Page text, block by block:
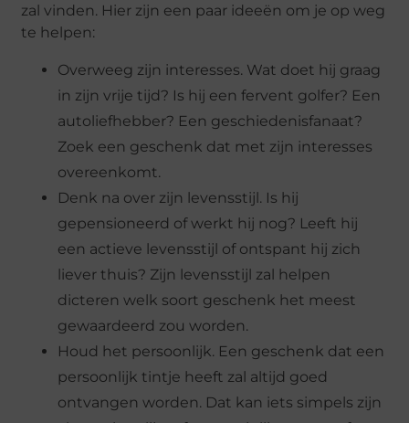
zal vinden. Hier zijn een paar ideeën om je op weg
te helpen:
Overweeg zijn interesses. Wat doet hij graag
in zijn vrije tijd? Is hij een fervent golfer? Een
autoliefhebber? Een geschiedenisfanaat?
Zoek een geschenk dat met zijn interesses
overeenkomt.
Denk na over zijn levensstijl. Is hij
gepensioneerd of werkt hij nog? Leeft hij
een actieve levensstijl of ontspant hij zich
liever thuis? Zijn levensstijl zal helpen
dicteren welk soort geschenk het meest
gewaardeerd zou worden.
Houd het persoonlijk. Een geschenk dat een
persoonlijk tintje heeft zal altijd goed
ontvangen worden. Dat kan iets simpels zijn